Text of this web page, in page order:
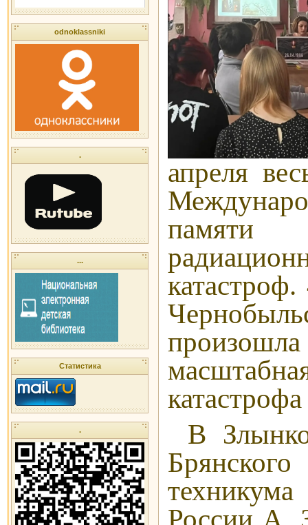
odnoklassniki
.
...
Статистика
.
апреля
В